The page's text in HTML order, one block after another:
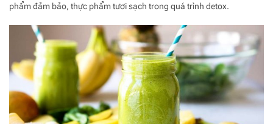
phẩm đảm bảo, thực phẩm tươi sạch trong quá trình detox.